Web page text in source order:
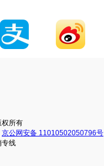
权所有
京公网安备 11010502050796号
专线